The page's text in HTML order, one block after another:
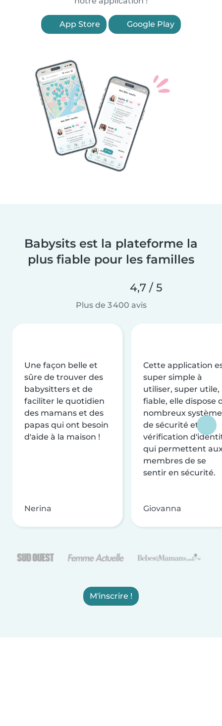
App Store Google Play
Babysits est la plateforme la
plus fiable pour les familles
4,7 / 5
Plus de 3 400 avis
Une façon belle et
sûre de trouver des
babysitters et de
faciliter le quotidien
des mamans et des
papas qui ont besoin
d'aide à la maison !
Nerina
Cette application
super simple à
utiliser, super utile,
fiable, elle dispose
nombreux
de sécurité et de
vérification
qui permettent
membres de se
sentir en sécurité.
Giovanna
M'inscrire !